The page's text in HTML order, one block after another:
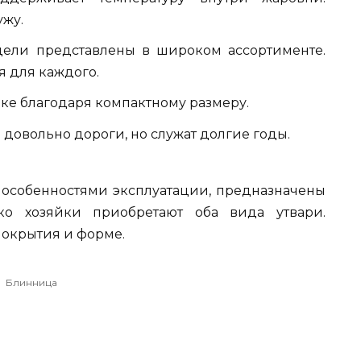
представлены в широком ассортименте.
для каждого.
благодаря компактному размеру.
дороги, но служат долгие годы.
эксплуатации, предназначены
хозяйки приобретают оба вида утвари.
и форме.
Блинница